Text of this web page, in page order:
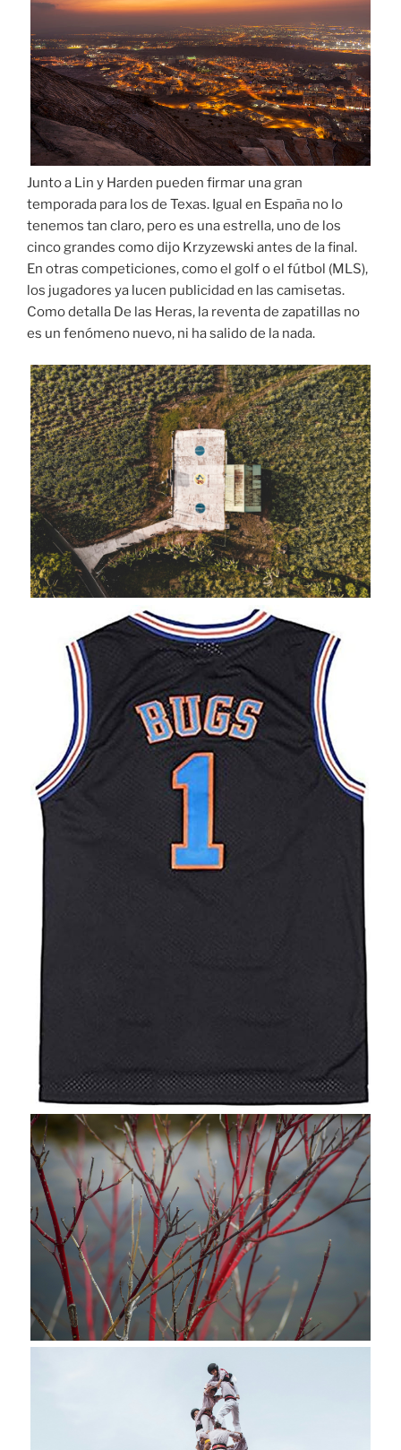
Junto a Lin y Harden pueden firmar una gran
temporada para los de Texas. Igual en España no lo
tenemos tan claro, pero es una estrella, uno de los
cinco grandes como dijo Krzyzewski antes de la final.
En otras competiciones, como el golf o el fútbol (MLS),
los jugadores ya lucen publicidad en las camisetas.
Como detalla De las Heras, la reventa de zapatillas no
es un fenómeno nuevo, ni ha salido de la nada.